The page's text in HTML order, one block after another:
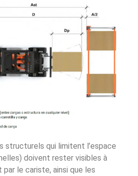
structurels qui limitent l’espace
doivent rester visibles à
le cariste, ainsi que les